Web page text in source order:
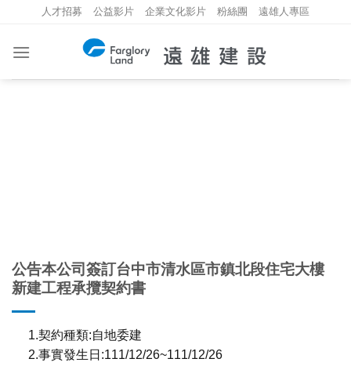
content
人才招募 公益影片 企業文化影片 粉絲團 遠雄人專區
公告本公司簽訂台中市清水區市鎮北段住宅大樓
新建工程承攬契約書
1.契約種類:自地委建
2.事實發生日:111/12/26~111/12/26